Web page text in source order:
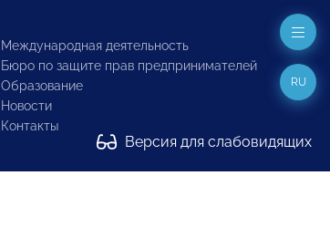
Международная деятельность
Бюро по защите прав предпринимателей
Образование
Новости
Контакты
Версия для слабовидящих
RU